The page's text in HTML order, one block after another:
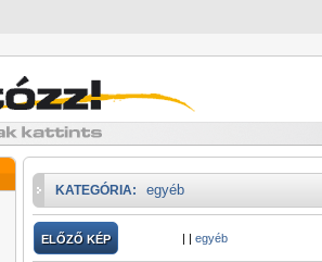
KATEGÓRIA: egyéb
ELŐZŐ KÉP | | egyéb